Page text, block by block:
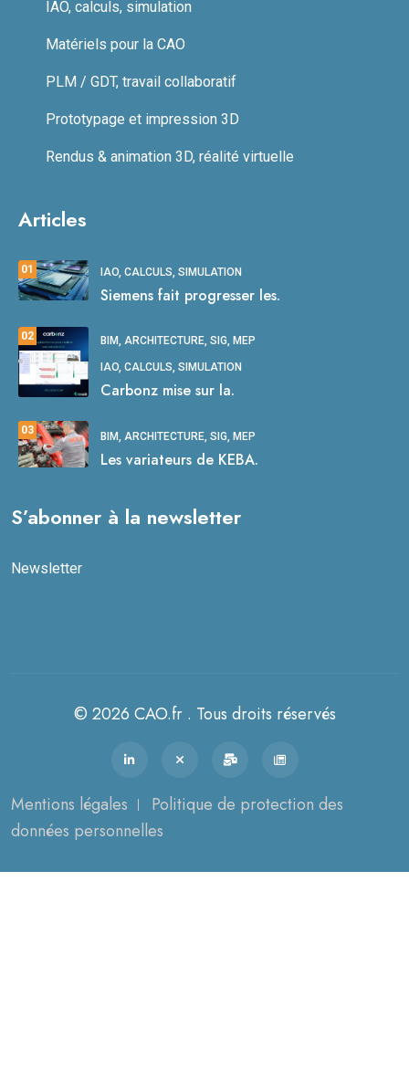
IAO, calculs, simulation
Matériels pour la CAO
PLM / GDT, travail collaboratif
Prototypage et impression 3D
Rendus & animation 3D, réalité virtuelle
Articles
01 IAO, CALCULS, SIMULATION
Siemens fait progresser les.
02 BIM, ARCHITECTURE, SIG, MEP
IAO, CALCULS, SIMULATION
Carbonz mise sur la.
03 BIM, ARCHITECTURE, SIG, MEP
Les variateurs de KEBA.
S’abonner à la newsletter
Newsletter
© 2026 CAO.fr . Tous droits réservés
Mentions légales
Politique de protection des
données personnelles